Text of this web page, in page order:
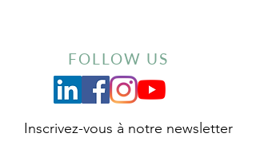
FOLLOW US
Inscrivez-vous à notre newsletter